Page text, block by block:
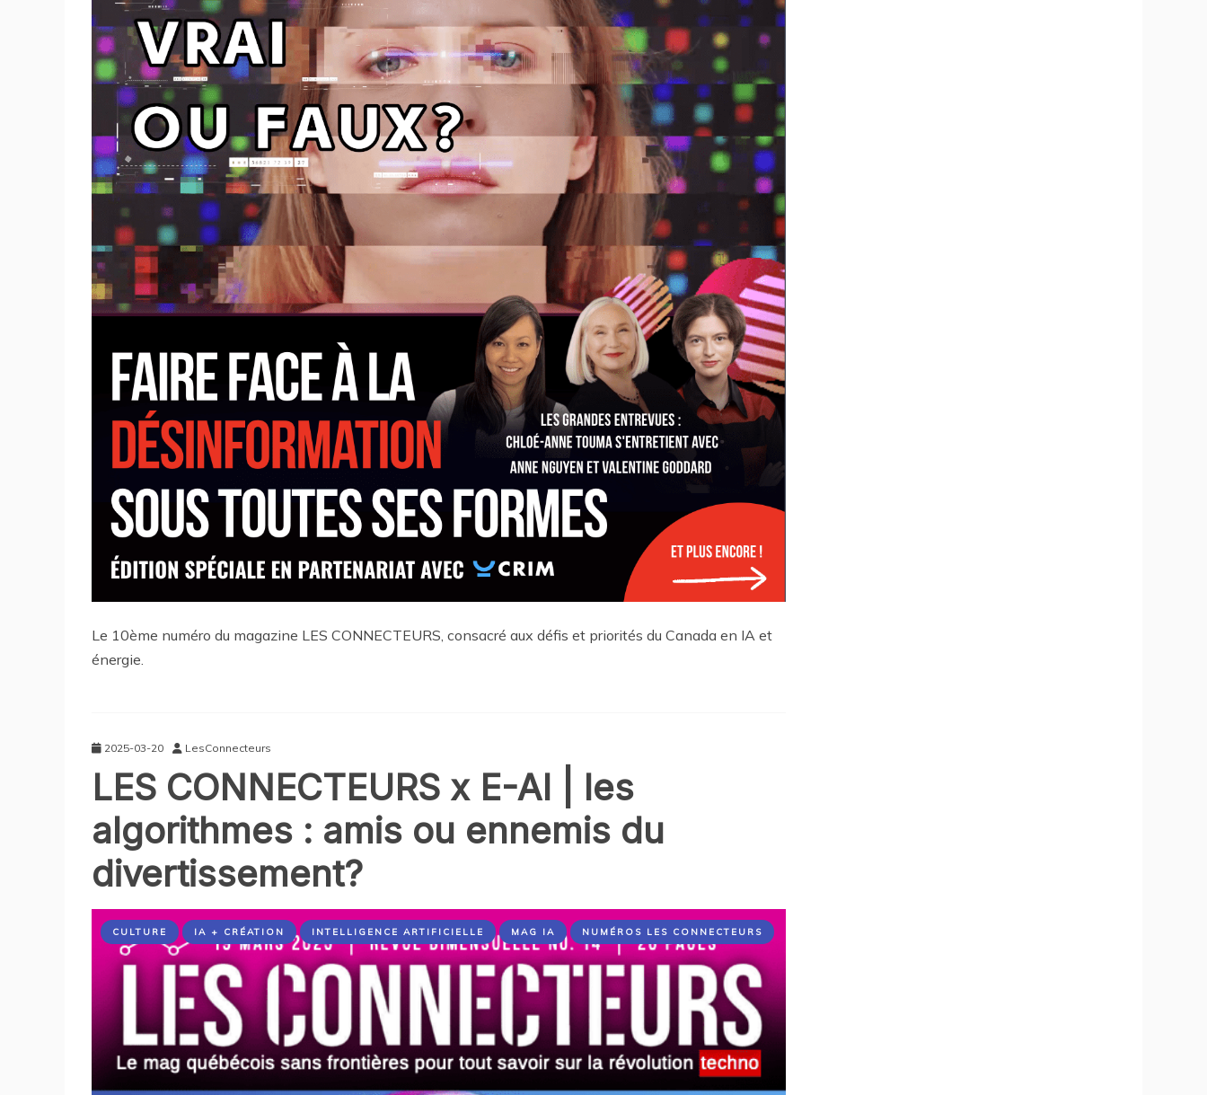
Le 10ème numéro du magazine LES CONNECTEURS, consacré aux défis et priorités du Canada en IA et
énergie.
2025-03-20 LesConnecteurs
LES CONNECTEURS x E-AI | les
algorithmes : amis ou ennemis du
divertissement?
CULTURE IA + CRÉATION INTELLIGENCE ARTIFICIELLE MAG IA NUMÉROS LES CONNECTEURS